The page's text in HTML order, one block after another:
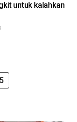
untuk kalahkan
5